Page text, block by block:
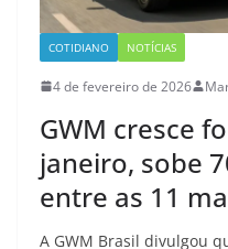
COTIDIANO NOTÍCIAS
4 de fevereiro de 2026
GWM cresce
janeiro, sobe
entre as 11
A GWM Brasil divulgou